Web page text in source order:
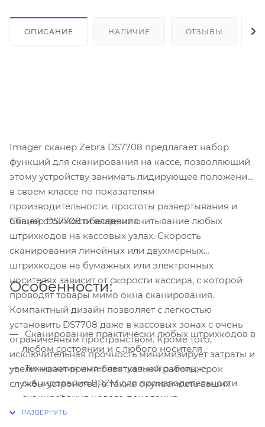
ОПИСАНИЕ НАЛИЧИЕ ОТЗЫВЫ
Imager сканер Zebra DS7708 предлагает набор
функций для сканирования на кассе, позволяющий
этому устройству занимать лидирующее положение
в своем классе по показателям
производительности, простоты развертывания и
общей стоимости владения.
Сканер DS7708 обеспечит считывание любых
штрихкодов на кассовых узлах. Скорость
сканирования линейных или двухмерных
штрихкодов на бумажных или электронных
носителях зависит от скорости кассира, с которой
проводят товары мимо окна сканирования.
Компактный дизайн позволяет с легкостью
установить DS7708 даже в кассовых зонах с очень
ограниченным пространством. Кроме того,
исключительная прочность минимизирует затраты и
увеличивает время безотказной работы, срок
службы устройства, а также окупаемость ваших
инвестиций.
Особенности:
любом состоянии и с любого носителя
Технология интеллектуального имидж-
сканирования PRZM для производительности
сканирования нового поколения
Скорость сканирования следующего поколения: